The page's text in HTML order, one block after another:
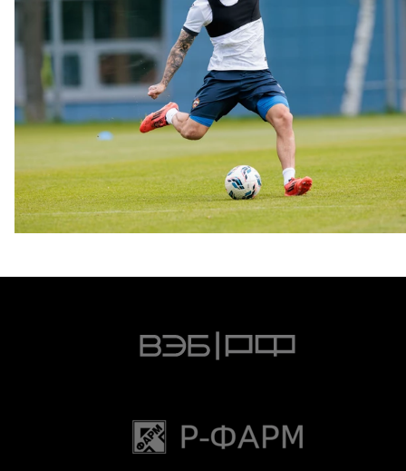
Родриго Вильягре провели МРТ правого коленного
сустава
5 ИЮЛЯ 2025 15:38